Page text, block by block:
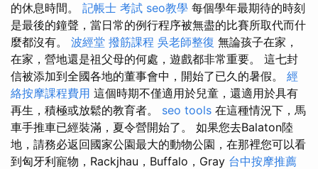
的休息時間。 記帳士 考試 seo教學 每個學年最期待的時刻
是最後的鐘聲，當日常的例行程序被無盡的比賽所取代而什
麼都沒有。 波經堂 撥筋課程 吳老師整復 無論孩子在家，
在家，營地還是祖父母的何處，遊戲都非常重要。 這七封
信被添加到全國各地的董事會中，開始了已久的暑假。 經
絡按摩課程費用 這個時期不僅適用於兒童，還適用於具有
再生，積極或放鬆的教育者。 seo tools 在這種情況下，馬
車手推車已經裝滿，夏令營開始了。 如果您去Balaton陸
地，請務必返回國家公園最大的動物公園，在那裡您可以看
到匈牙利寵物，Rackjhau，Buffalo，Gray 台中按摩推薦